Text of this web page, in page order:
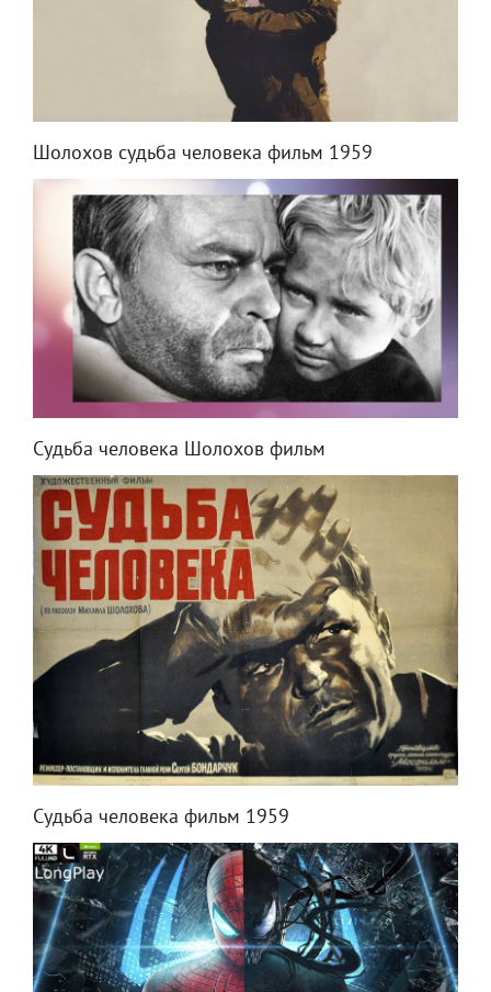
Шолохов судьба человека фильм 1959
Судьба человека Шолохов фильм
Судьба человека фильм 1959